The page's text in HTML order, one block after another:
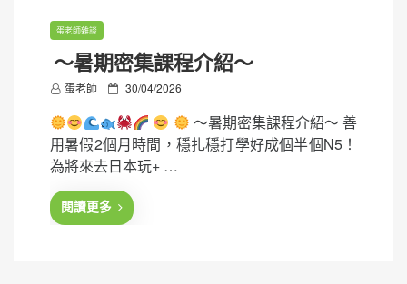
蛋老師雜談
～暑期密集課程介紹～
蛋老師
P
s
t
e
d
30/04/2026
～暑期密集課程介紹～ 善
用暑假2個月時間，穩扎穩打學好成個半個N5！
為將來去日本玩+ …
閱讀更多